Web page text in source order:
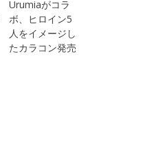
Urumiaがコラ
ボ、ヒロイン5
人をイメージし
たカラコン発売